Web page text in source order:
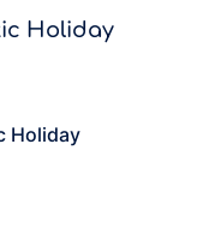
Holiday